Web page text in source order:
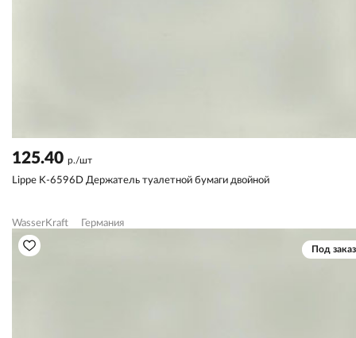
125.40 р./шт
Lippe K-6596D Держатель туалетной бумаги двойной
WasserKraft Германия
Под заказ